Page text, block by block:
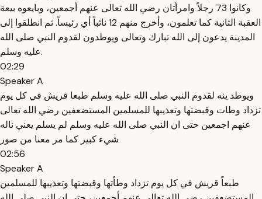
وكانوا 73 رجلاً وامرأتان رضي الله تعالى عنهم أجمعين، وبايعوه بيعة
العقبة الثانية كما تعلمون، وأخرج منهم 12 نائباً أي رئيساً. ثم انطلقوا إلى
المدينة يدعون إلى الله تبارك وتعالى ويوطدون لقدوم النبي صلى الله
عليه وسلم.
02:29
Speaker A
ويوطد ينه لقدوم النبي صلى الله عليه وسلم طبعا قريش في كل يوم
تزداد وطات وقبضتها وتعذيبها للمسلمين المستضعفين رضي الله تعالى
عنهم اجمعين حتى ان النبي صلى الله عليه وسلم لم يسلم يعني ناله
شيء كبير كما مر معنا من صور
02:56
Speaker A
طبعاً قريش في كل يوم تزداد وطأتها وقبضتها وتعذيبها للمسلمين